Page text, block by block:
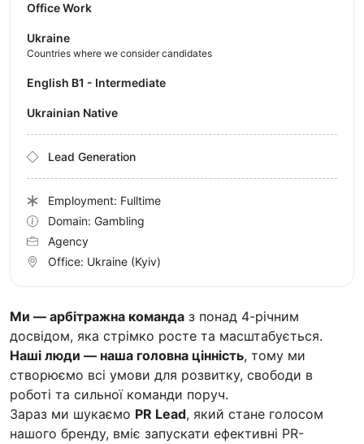
Ми — арбітражна команда з понад 4-річним
досвідом, яка стрімко росте та масштабується.
Наші люди — наша головна цінність, тому ми
створюємо всі умови для розвитку, свободи в
роботі та сильної команди поруч.
Зараз ми шукаємо PR Lead, який стане голосом
нашого бренду, вміє запускати ефективні PR-
Office Work
Ukraine
Countries where we consider candidates
English B1 - Intermediate
Ukrainian Native
Lead Generation
Employment: Fulltime
Domain: Gambling
Agency
Office: Ukraine (Kyiv)